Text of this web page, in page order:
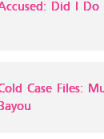
Did I Do
Case Files: